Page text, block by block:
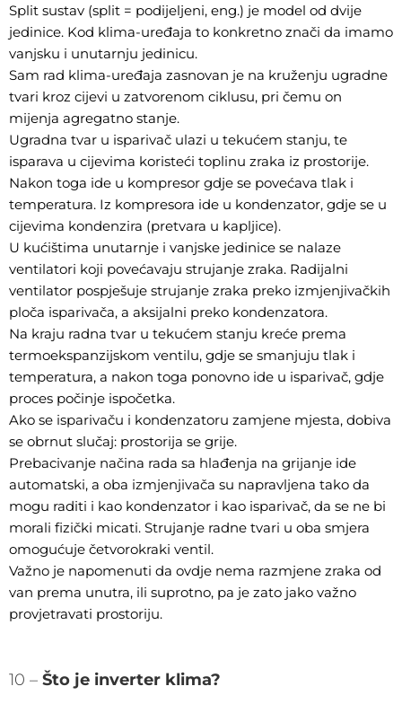
Split sustav (split = podijeljeni, eng.) je model od dvije
jedinice. Kod klima-uređaja to konkretno znači da imamo
vanjsku i unutarnju jedinicu.
Sam rad klima-uređaja zasnovan je na kruženju ugradne
tvari kroz cijevi u zatvorenom ciklusu, pri čemu on
mijenja agregatno stanje.
Ugradna tvar u isparivač ulazi u tekućem stanju, te
isparava u cijevima koristeći toplinu zraka iz prostorije.
Nakon toga ide u kompresor gdje se povećava tlak i
temperatura. Iz kompresora ide u kondenzator, gdje se u
cijevima kondenzira (pretvara u kapljice).
U kućištima unutarnje i vanjske jedinice se nalaze
ventilatori koji povećavaju strujanje zraka. Radijalni
ventilator pospješuje strujanje zraka preko izmjenjivačkih
ploča isparivača, a aksijalni preko kondenzatora.
Na kraju radna tvar u tekućem stanju kreće prema
termoekspanzijskom ventilu, gdje se smanjuju tlak i
temperatura, a nakon toga ponovno ide u isparivač, gdje
proces počinje ispočetka.
Ako se isparivaču i kondenzatoru zamjene mjesta, dobiva
se obrnut slučaj: prostorija se grije.
Prebacivanje načina rada sa hlađenja na grijanje ide
automatski, a oba izmjenjivača su napravljena tako da
mogu raditi i kao kondenzator i kao isparivač, da se ne bi
morali fizički micati. Strujanje radne tvari u oba smjera
omogućuje četvorokraki ventil.
Važno je napomenuti da ovdje nema razmjene zraka od
van prema unutra, ili suprotno, pa je zato jako važno
provjetravati prostoriju.
10 – Što je inverter klima?